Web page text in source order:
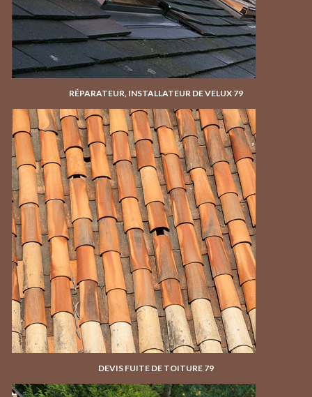
RÉPARATEUR, INSTALLATEUR DE VELUX 79
DEVIS FUITE DE TOITURE 79